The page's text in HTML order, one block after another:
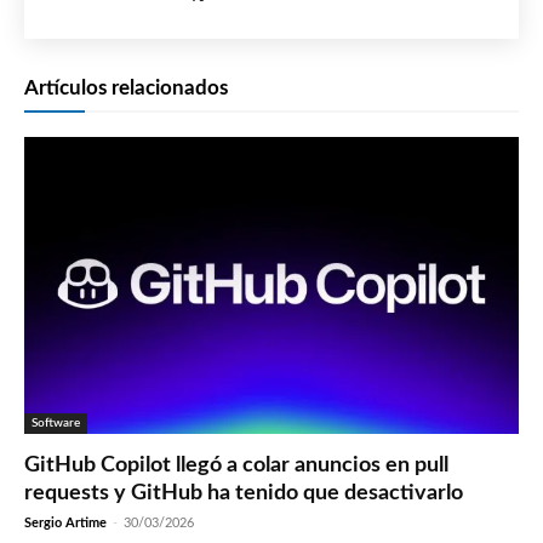
Artículos relacionados
Software
GitHub Copilot llegó a colar anuncios en pull
requests y GitHub ha tenido que desactivarlo
Sergio Artime - 30/03/2026